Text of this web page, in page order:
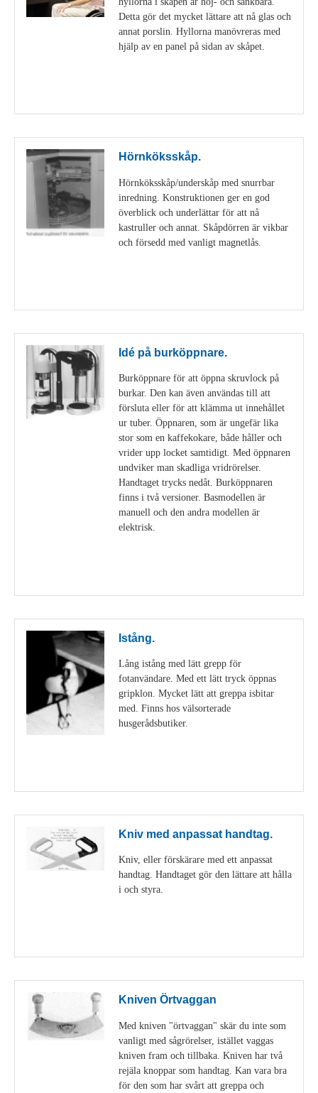
Detta gör det mycket lättare att nå glas och
annat porslin. Hyllorna manövreras med
hjälp av en panel på sidan av skåpet.
Hörnköksskåp.
Hörnköksskåp/underskåp med snurrbar
inredning. Konstruktionen ger en god
överblick och underlättar för att nå
kastruller och annat. Skåpdörren är vikbar
och försedd med vanligt magnetlås.
Idé på burköppnare.
Burköppnare för att öppna skruvlock på
burkar. Den kan även användas till att
försluta eller för att klämma ut innehållet
ur tuber. Öppnaren, som är ungefär lika
stor som en kaffekokare, både håller och
vrider upp locket samtidigt. Med öppnaren
undviker man skadliga vridrörelser.
Handtaget trycks nedåt. Burköppnaren
finns i två versioner. Basmodellen är
manuell och den andra modellen är
elektrisk.
Istång.
Lång istång med lätt grepp för
fotanvändare. Med ett lätt tryck öppnas
gripklon. Mycket lätt att greppa isbitar
med. Finns hos välsorterade
husgerådsbutiker.
Kniv med anpassat handtag.
Kniv, eller förskärare med ett anpassat
handtag. Handtaget gör den lättare att hålla
i och styra.
Kniven Örtvaggan
Med kniven "örtvaggan" skär du inte som
vanligt med sågrörelser, istället vaggas
kniven fram och tillbaka. Kniven har två
rejäla knoppar som handtag. Kan vara bra
för den som har svårt att greppa och